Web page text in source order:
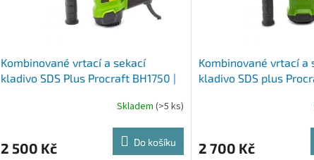
Kombinované vrtací a sekací
kladivo SDS Plus Procraft BH1750 |
Skladem (>5 ks)
2 500 Kč Do košíku
Kombinované vrtací a
kladivo SDS plus
2 700 Kč